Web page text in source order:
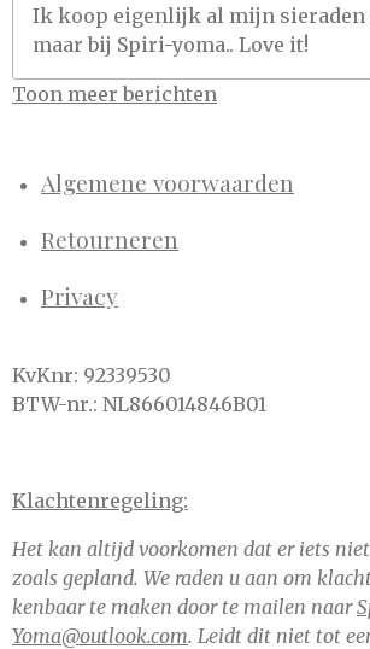
Ik koop eigenlijk al mijn sieraden
maar bij Spiri-yoma.. Love it!
Toon meer berichten
Algemene voorwaarden
Retourneren
Privacy
KvKnr: 92339530
BTW-nr.: NL866014846B01
Klachtenregeling:
Het kan altijd voorkomen dat er iets
zoals gepland. We raden u aan om
kenbaar te maken door te mailen naar
Yoma@outlook.com. Leidt dit niet tot